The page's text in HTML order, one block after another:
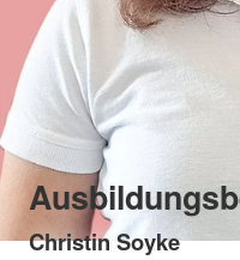
Christin Soyke